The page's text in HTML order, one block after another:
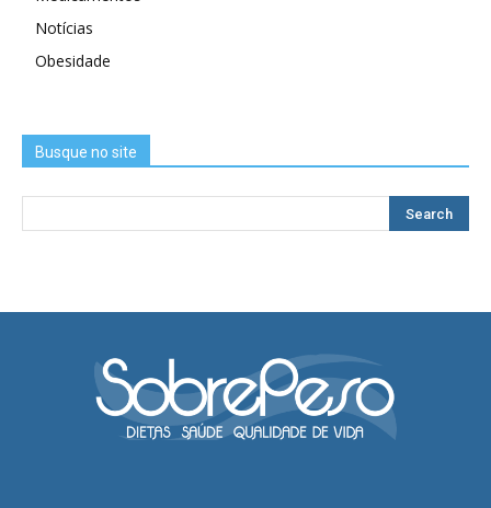
Notícias
Obesidade
Busque no site